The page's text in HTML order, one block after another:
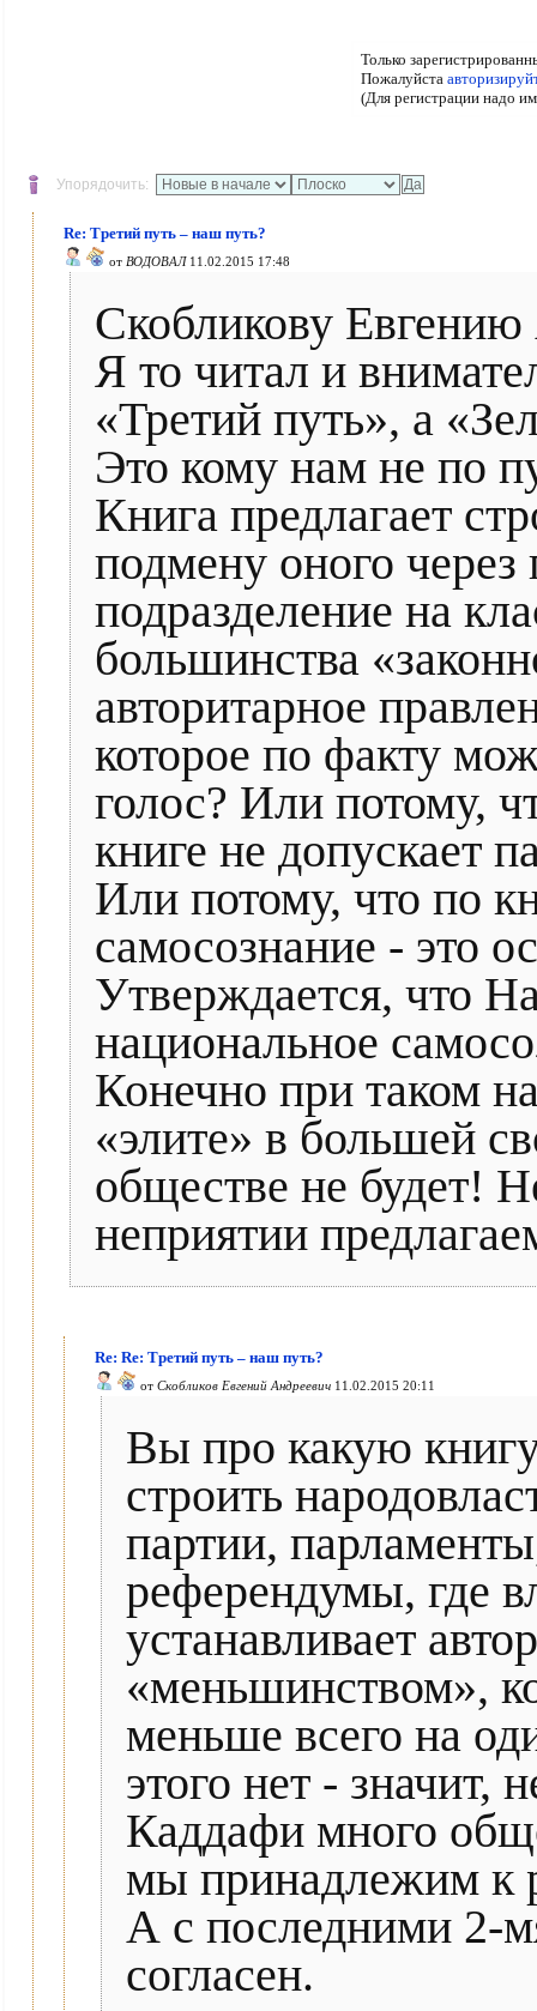
Только
Пожалуйста
(Для регистрации надо
Упорядочить:
Re: Третий путь – наш путь?
от ВОДОВАЛ11.02.2015 17:48
Скобликову
Я то читал и
«Третий путь», а
Это кому нам не по
Книга предлагает
подмену оного
подразделение на
большинства
авторитарное
которое по факту
голос? Или потому,
книге не допускает
Или потому, что по
самосознание - это
Утверждается, что
национальное
Конечно при таком
«элите» в большей
обществе не будет!
неприятии
Re: Re: Третий путь – наш путь?
от Скобликов Евгений Андреевич 11.02.2015 20:11
Вы про какую
строить
партии,
референдумы, где
устанавливает
«меньшинством»,
меньше всего на
этого нет -
Каддафи много
мы принадлежим к
А с последними 2-
согласен.